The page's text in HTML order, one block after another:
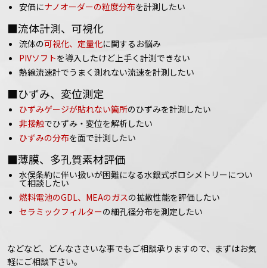
安価にナノオーダーの粒度分布を計測したい
■流体計測、可視化
流体の可視化、定量化に関するお悩み
PIVソフトを導入したけど上手く計測できない
熱線流速計でうまく測れない流速を計測したい
■ひずみ、変位測定
ひずみゲージが貼れない箇所のひずみを計測したい
非接触でひずみ・変位を解析したい
ひずみの分布を面で計測したい
■薄膜、多孔質素材評価
水俣条約に伴い扱いが困難になる水銀式ポロシメトリーについ
て相談したい
燃料電池のGDL、MEAのガスの拡散性能を評価したい
セラミックフィルターの細孔径分布を測定したい
などなど、どんなささいな事でもご相談承りますので、まずはお気
軽にご相談下さい。